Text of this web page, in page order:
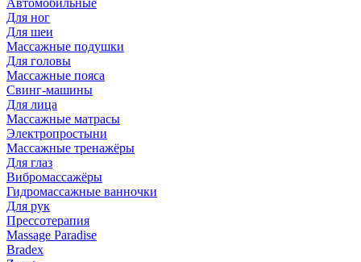
Для ног
Для шеи
Массажные подушки
Для головы
Массажные пояса
Свинг-машины
Для лица
Массажные матрасы
Электропростыни
Массажные тренажёры
Для глаз
Вибромассажёры
Гидромассажные ванночки
Для рук
Прессотерапия
Massage Paradise
Bradex